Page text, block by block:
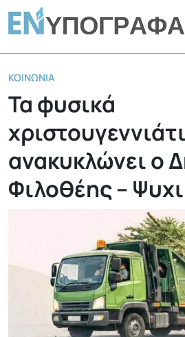
ΚΟΙΝΩΝΊΑ
Τα φυσικά
ανακυκλώνει ο
Φιλοθέης –